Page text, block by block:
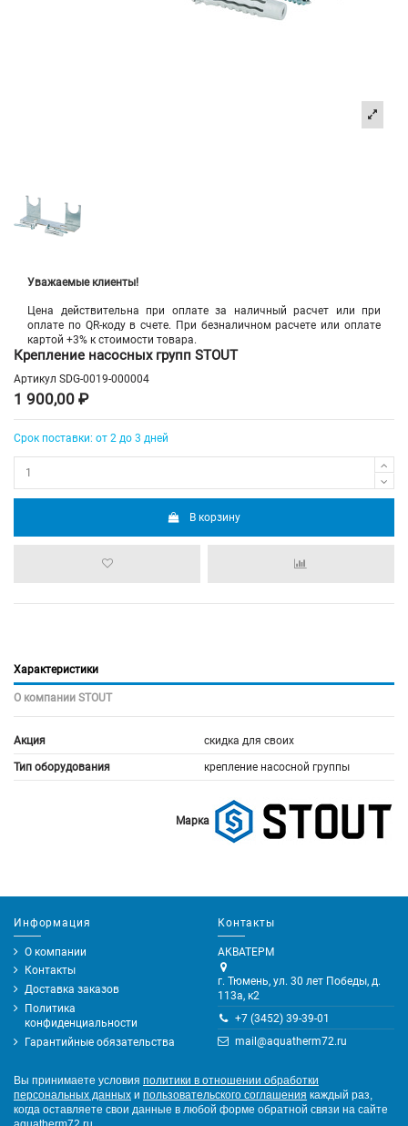
Уважаемые клиенты!
Цена действительна при оплате за наличный расчет или при
оплате по QR-коду в счете. При безналичном расчете или оплате
картой +3% к стоимости товара.
Крепление насосных групп STOUT
Артикул SDG-0019-000004
1 900,00 ₽
Срок поставки: от 2 до 3 дней
В корзину
Характеристики
О компании STOUT
Акция скидка для своих
Тип оборудования крепление насосной группы
Марка
Информация
О компании
Контакты
Доставка заказов
Политика
конфиденциальности
Гарантийные обязательства
Контакты
АКВАТЕРМ
г. Тюмень, ул. 30 лет Победы, д.
113а, к2
+7 (3452) 39-39-01
mail@aquatherm72.ru
Вы принимаете условия политики в отношении обработки
персональных данных и пользовательского соглашения каждый раз,
когда оставляете свои данные в любой форме обратной связи на сайте